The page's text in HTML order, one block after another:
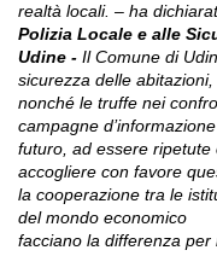
realtà locali. – ha
Polizia Locale e alle
Udine - Il Comune di
sicurezza delle
nonché le truffe nei
campagne
futuro, ad essere
accogliere con favore
la cooperazione tra le
del mondo economico
facciano la differenza per